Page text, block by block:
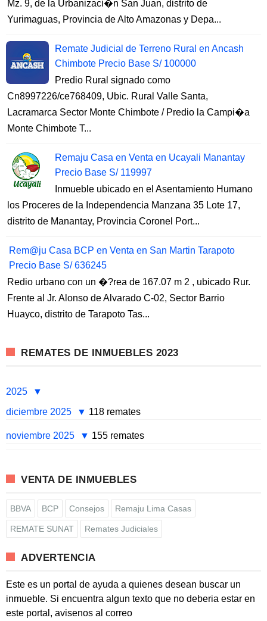
Mz. 9, de la Urbanizaci�n San Juan, distrito de
Yurimaguas, Provincia de Alto Amazonas y Depa...
Remate Judicial de Terreno Rural en Ancash
Chimbote Precio Base S/ 100000
Predio Rural signado como
Cn8997226/ce768409, Ubic. Rural Valle Santa,
Lacramarca Sector Monte Chimbote / Predio la Campi�a
Monte Chimbote T...
Remaju Casa en Venta en Ucayali Manantay
Precio Base S/ 119997
Inmueble ubicado en el Asentamiento Humano
los Proceres de la Independencia Manzana 35 Lote 17,
distrito de Manantay, Provincia Coronel Port...
Rem@ju Casa BCP en Venta en San Martin Tarapoto
Precio Base S/ 636245
Redio urbano con un �?rea de 167.07 m 2 , ubicado Rur.
Frente al Jr. Alonso de Alvarado C-02, Sector Barrio
Huayco, distrito de Tarapoto Tas...
REMATES DE INMUEBLES 2023
2025
diciembre 2025
118 remates
noviembre 2025 155 remates
VENTA DE INMUEBLES
BBVA BCP Consejos Remaju Lima Casas
REMATE SUNAT Remates Judiciales
ADVERTENCIA
Este es un portal de ayuda a quienes desean buscar un
inmueble. Si encuentra algun texto que no deberia estar en
este portal, avisenos al correo